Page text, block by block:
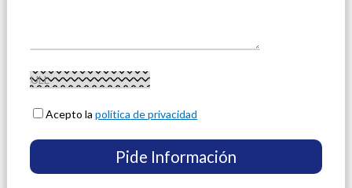
Acepto lapolítica de privacidad